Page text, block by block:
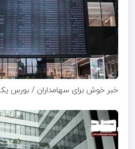
خبر خوش برای سهامداران / بورس